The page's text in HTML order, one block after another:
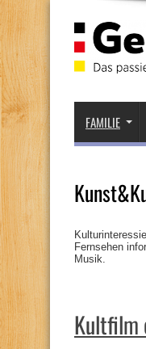
FAMILIE
Fernsehen
Musik.
Kultfilm